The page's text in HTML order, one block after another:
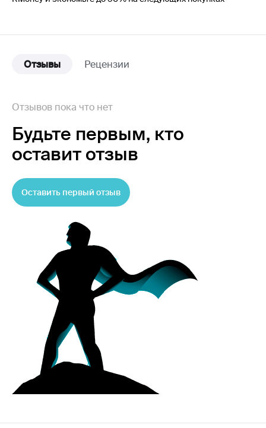
Отзывы Рецензии
Отзывов пока что нет
Будьте первым, кто
оставит отзыв
Оставить первый отзыв